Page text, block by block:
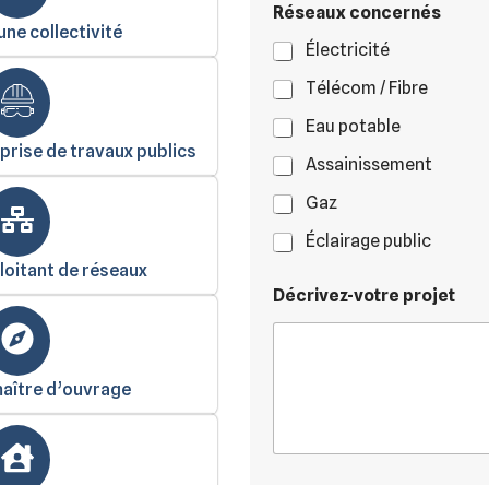
collectivité
de travaux publics
de réseaux
d’ouvrage
e
Réseaux concernés
Électricité
Télécom / Fibre
Eau potable
Assainissement
Gaz
Éclairage public
Décrivez-votre projet